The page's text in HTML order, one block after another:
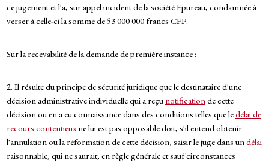
ce jugement et l'a, sur appel incident de la société Epureau, condamnée à
verser à celle-ci la somme de 53 000 000 francs CFP.
Sur la recevabilité de la demande de première instance :
2. Il résulte du principe de sécurité juridique que le destinataire d'une
décision administrative individuelle qui a reçu notificationde cette
décision ou en a eu connaissance dans des conditions telles que ledélai de
recours contentieuxne lui est pas opposable doit, s'il entend obtenir
l'annulation ou la réformation de cette décision, saisir le juge dans undélai
raisonnable, qui ne saurait, en règle générale et sauf circonstances